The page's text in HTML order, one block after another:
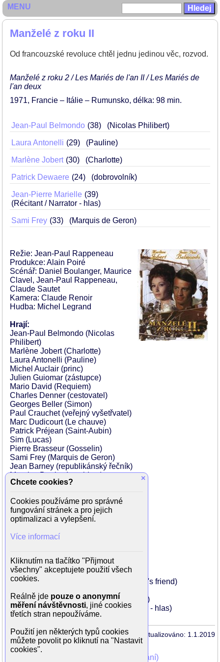
Manželé z roku II
Od francouzské revoluce chtěl jednu jedinou věc, rozvod.
Manželé z roku 2 / Les Mariés de l'an II / Les Mariés de
l'an deux
1971
Francie – Itálie – Rumunsko délka: 98 min
Jean-Paul Belmondo 38 (Nicolas Philibert)
Laura Antonelli 29 (Pauline)
Marlène Jobert 30 (Charlotte)
Patrick Dewaere 24 (dobrovolník)
Jean-Pierre Marielle
39
(Récitant / Narrator - hlas)
Sami Frey 33 (Marquis de Geron)
Režie: Jean-Paul Rappeneau
Produkce: Alain Poiré
Scénář: Daniel Boulanger, Maurice
Clavel, Jean-Paul Rappeneau,
Claude Sautet
Kamera: Claude Renoir
Hudba: Michel Legrand
Hrají:
Jean-Paul Belmondo (Nicolas
Philibert)
Marlène Jobert (Charlotte)
Laura Antonelli (Pauline)
Michel Auclair (princ)
Julien Guiomar (zástupce)
Mario David (Requiem)
Charles Denner (cestovatel)
Georges Beller (Simon)
Paul Crauchet (veřejný vyšetřvatel)
Marc Dudicourt (Le chauve)
Patrick Préjean (Saint-Aubin)
Sim (Lucas)
Pierre Brasseur (Gosselin)
Sami Frey (Marquis de Geron)
Jean Barney (republikánský řečník)
Maurice Barrier (prezident)
François Cadet (Le cocher)
Patrick Dewaere (dobrovolník)
Vernon Dobtcheff (pastor)
Luc Florian
Billy Kearns (Le beau-pere)
Denise Péron (La commere)
Jean Turlier
Henri Guybet (Un ami de simon / Simon's friend)
Jacques Legras (Le préposé au divorce)
Jean-Pierre Marielle (Récitant / Narrator - hlas)
Aktualizováno: 1.1.2019
Mohli jste vidět v TV (zobrazit starší vysílání)
MENU
×
Chcete cookies?
Cookies používáme pro správné
fungování stránek a pro jejich
optimalizaci a vylepšení.
Více informací
Kliknutím na tlačítko "Přijmout
všechny" akceptujete použití všech
cookies.
Reálně jde pouze o anonymní
měření návštěvnosti, jiné cookies
třetích stran nepoužíváme.
Použití jen některých typů cookies
můžete povolit po kliknutí na "Nastavit
cookies".